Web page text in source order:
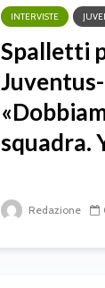
INTERVISTE
Spalletti
squadra.
Redazione